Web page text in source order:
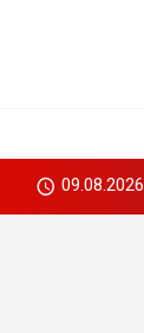
09.08.2026